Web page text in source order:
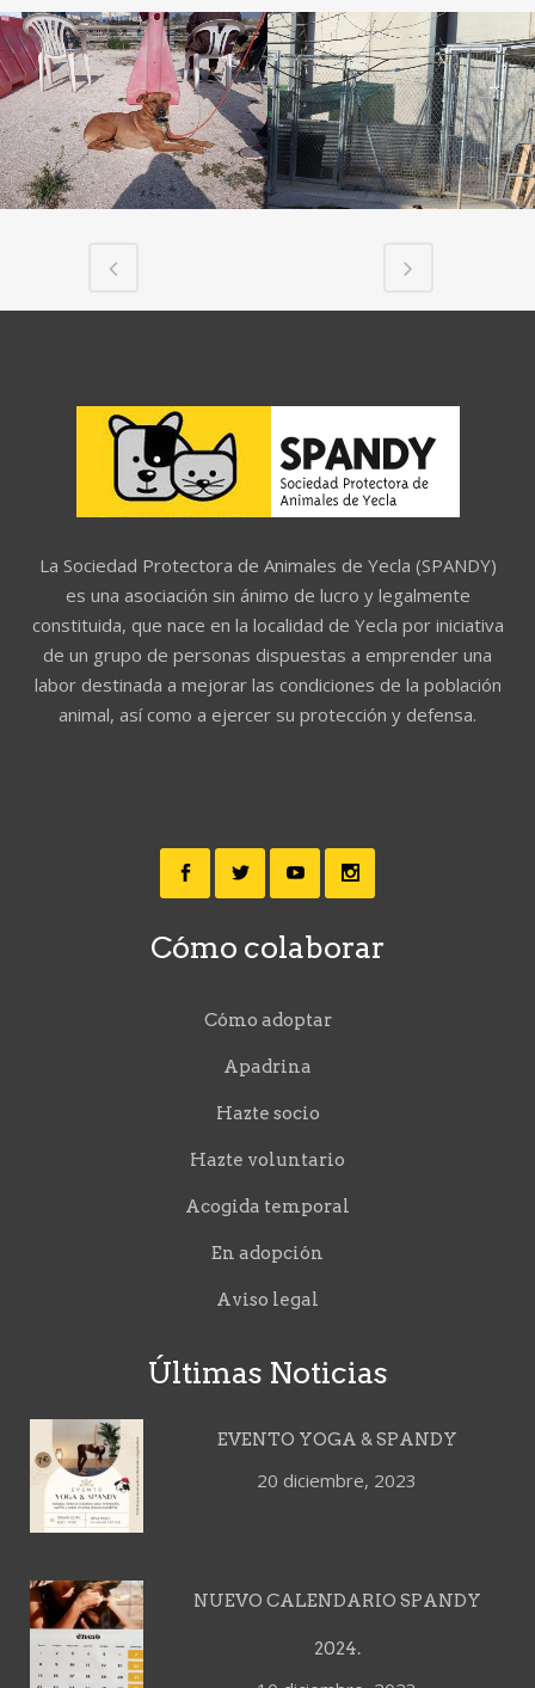
La Sociedad Protectora de Animales de Yecla (SPANDY)
es una asociación sin ánimo de lucro y legalmente
constituida, que nace en la localidad de Yecla por iniciativa
de un grupo de personas dispuestas a emprender una
labor destinada a mejorar las condiciones de la población
animal, así como a ejercer su protección y defensa.
Cómo colaborar
Cómo adoptar
Apadrina
Hazte socio
Hazte voluntario
Acogida temporal
En adopción
Aviso legal
Últimas Noticias
EVENTO YOGA & SPANDY
20 diciembre, 2023
NUEVO CALENDARIO SPANDY
2024.